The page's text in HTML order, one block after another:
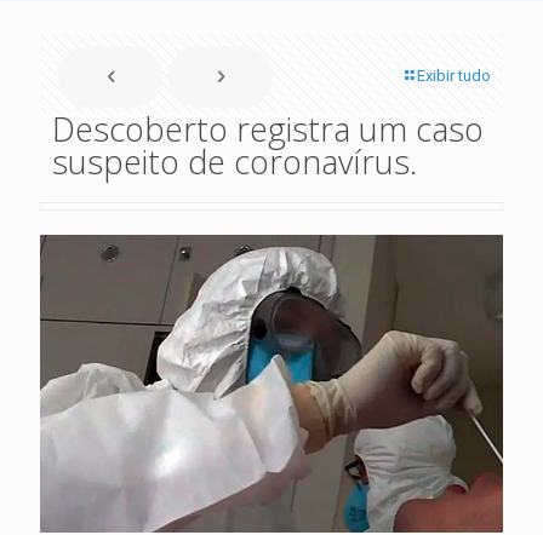
Exibir tudo
Descoberto registra um caso
suspeito de coronavírus.